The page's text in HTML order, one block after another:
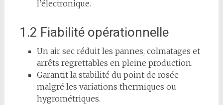
l’électronique.
1.2 Fiabilité opérationnelle
Un air sec réduit les pannes, colmatages et
arrêts regrettables en pleine production.
Garantit la stabilité du point de rosée
malgré les variations thermiques ou
hygrométriques.